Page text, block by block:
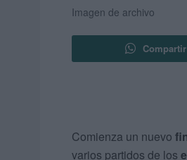
Imagen de archivo
Comienza un nuevo
varios partidos de los